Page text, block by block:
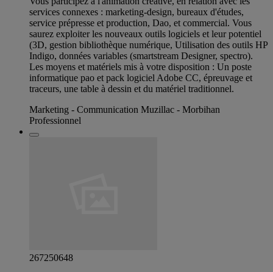
services connexes : marketing-design, bureaux d'études,
service prépresse et production, Dao, et commercial. Vous
saurez exploiter les nouveaux outils logiciels et leur potentiel
(3D, gestion bibliothèque numérique, Utilisation des outils HP
Indigo, données variables (smartstream Designer, spectro).
Les moyens et matériels mis à votre disposition : Un poste
informatique pao et pack logiciel Adobe CC, épreuvage et
traceurs, une table à dessin et du matériel traditionnel.
Marketing - Communication Muzillac - Morbihan
Professionnel
267250648